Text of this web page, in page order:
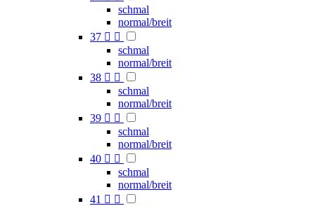
schmal
normal/breit
37  
schmal
normal/breit
38  
schmal
normal/breit
39  
schmal
normal/breit
40  
schmal
normal/breit
41  